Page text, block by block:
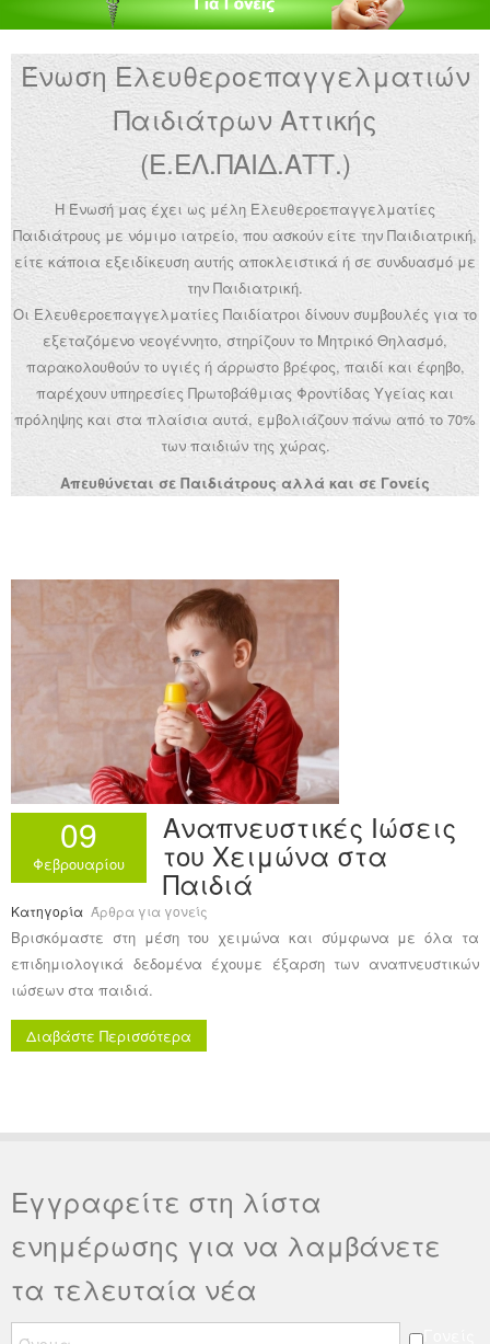
Ένωση Ελευθεροεπαγγελματιών
Παιδιάτρων Αττικής
(Ε.ΕΛ.ΠΑΙΔ.ΑΤΤ.)
Η Ένωσή μας έχει ως μέλη Ελευθεροεπαγγελματίες
Παιδιάτρους με νόμιμο ιατρείο, που ασκούν είτε την Παιδιατρική,
είτε κάποια εξειδίκευση αυτής αποκλειστικά ή σε συνδυασμό με
την Παιδιατρική.
Οι Ελευθεροεπαγγελματίες Παιδίατροι δίνουν συμβουλές για το
εξεταζόμενο νεογέννητο, στηρίζουν το Μητρικό Θηλασμό,
παρακολουθούν το υγιές ή άρρωστο βρέφος, παιδί και έφηβο,
παρέχουν υπηρεσίες Πρωτοβάθμιας Φροντίδας Υγείας και
πρόληψης και στα πλαίσια αυτά, εμβολιάζουν πάνω από το 70%
των παιδιών της χώρας.
Απευθύνεται σε Παιδιάτρους αλλά και σε Γονείς
09
Φεβρουαρίου
Αναπνευστικές Ιώσεις
του Χειμώνα στα
Παιδιά
Κατηγορία Άρθρα για γονείς
Βρισκόμαστε στη μέση του χειμώνα και σύμφωνα με όλα τα
επιδημιολογικά δεδομένα έχουμε έξαρση των αναπνευστικών
ιώσεων στα παιδιά.
Διαβάστε Περισσότερα
Εγγραφείτε στη λίστα
ενημέρωσης για να λαμβάνετε
τα τελευταία νέα
Γονείς
Ανακοινώσεις
Εργαλεία για Παιδιάτρους
Χρήσιμα Links
Επεξεργασία Προφίλ